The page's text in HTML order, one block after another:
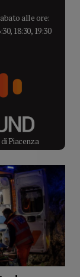
alle ore:
18:30, 19:30
Piacenza